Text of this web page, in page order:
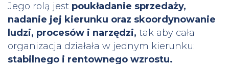
Jego rolą jest poukładanie sprzedaży,
nadanie jej kierunku oraz skoordynowanie
ludzi, procesów i narzędzi, tak aby cała
organizacja działała w jednym kierunku:
stabilnego i rentownego wzrostu.